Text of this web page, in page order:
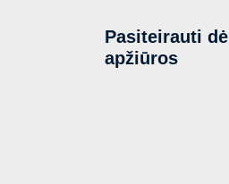
Pasiteirauti dėl
apžiūros